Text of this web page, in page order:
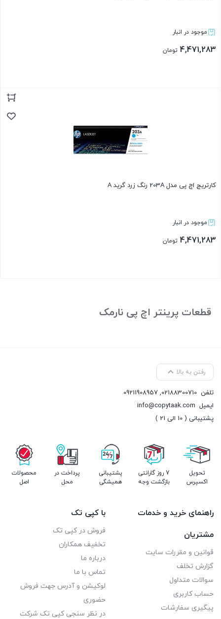
موجود در انبار
4,471,283 تومان
کارتریج اچ پی مدل 203A رنگ زرد گرید A
موجود در انبار
4,471,283 تومان
قطعات پرینتر اچ پی نارمک
رفتن به بالا
تلفن 02188300710
,
09211908957
ایمیل info@copytaak.com
پشتیبانی ( 10 الی 21 )
تحویل
اکسپرس
7 روز گارانتی
بازگشت وجه
پشتیبانی
همیشگی
پرداخت در
محل
محصولات
اصل
راهنمای خرید و خدمات
مشتریان
قوانین و مقررات سایت
گزارش تخلف
سوالات متداول
حساب کاربری
پیگیری سفارشات
با کپی تک
فروش در کپی تک
تخفیف همکاران
درباره ما
تماس با ما
لوکیشن و آدرس جهت فروش
حضوری
در نظر سنجی کپی تک شرکت